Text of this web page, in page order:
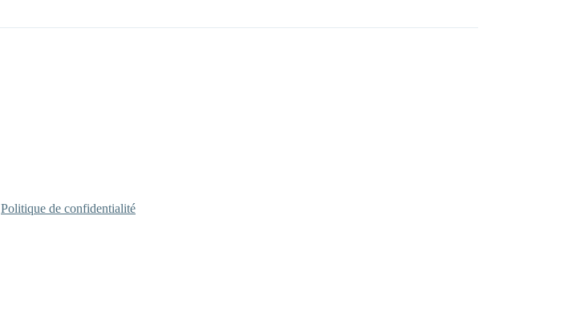
Politique de confidentialité